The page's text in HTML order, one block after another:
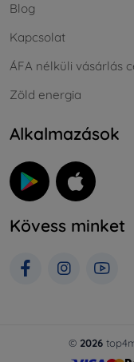
Blog
Kapcsolat
ÁFA nélküli vásárlás
Zöld energia
Alkalmazások
Kövess minket
© 2026